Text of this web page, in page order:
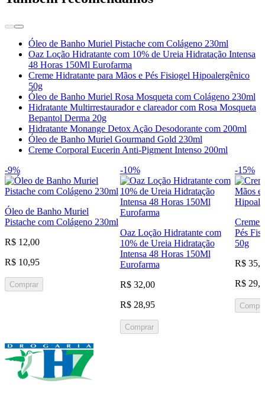
Óleo de Banho Muriel Pistache com Colágeno 230ml
Oaz Loção Hidratante com 10% de Ureia Hidratação Intensa
48 Horas 150Ml Eurofarma
Creme Hidratante para Mãos e Pés Fisiogel Hipoalergênico
50g
Óleo de Banho Muriel Rosa Mosqueta com Colágeno 230ml
Hidratante Multirrestaurador e clareador com Rosa Mosqueta
Bepantol Derma 20g
Hidratante Monange Detox Ação Desodorante com 200ml
Óleo de Banho Muriel Gourmand Gold 230ml
Creme Corporal Eucerin Anti-Pigment Intenso 200ml
-9%
Óleo de Banho Muriel
Pistache com Colágeno 230ml
R$ 12,00
R$ 10,95
Comprar
-10%
Oaz Loção Hidratante com
10% de Ureia Hidratação
Intensa 48 Horas 150Ml
Eurofarma
R$ 32,00
R$ 28,95
Comprar
-15%
Creme
Pés
50g
R$
R$